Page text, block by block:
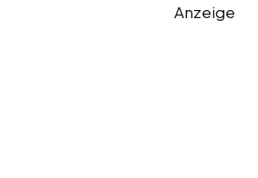
Anzeige